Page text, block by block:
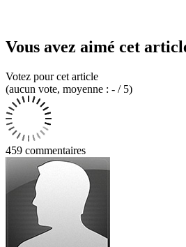
Vous avez aimé cet
Votez pour cet article
(aucun vote, moyenne : - / 5)
459 commentaires